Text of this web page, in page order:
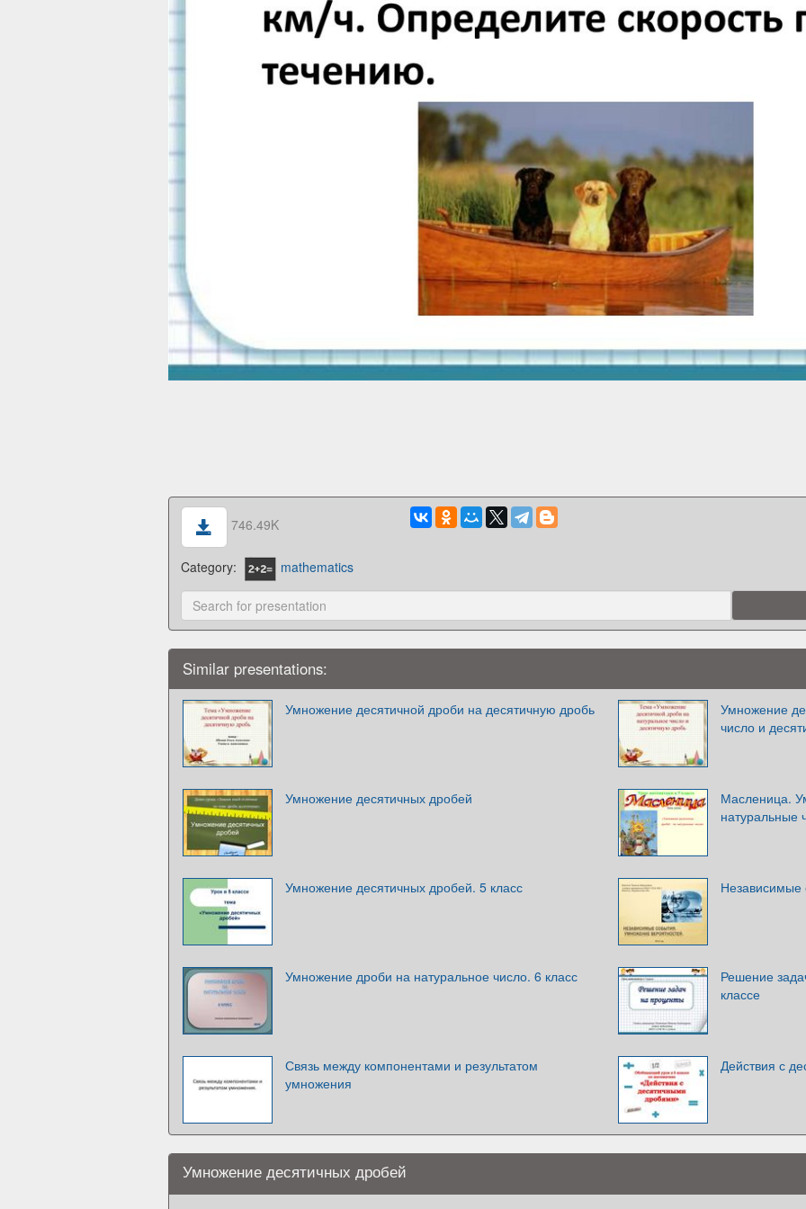
746.49K
Category: mathematics
Similar presentations:
Умножение десятичной дроби на десятичную дробь
Умножение
число и
Умножение десятичных дробей
Масленица.
натуральные
Умножение десятичных дробей. 5 класс Независимые
Умножение дроби на натуральное число. 6 класс
Решение
классе
Связь между компонентами и результатом
умножения
Действия с
Умножение десятичных дробей